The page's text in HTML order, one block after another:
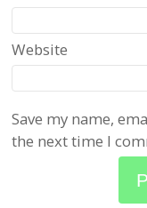
Website
Save my name,
the next time I